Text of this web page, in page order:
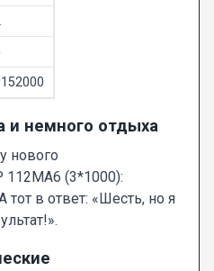
и немного отдыха
нового
112МА6 (3*1000):
в ответ: «Шесть, но я